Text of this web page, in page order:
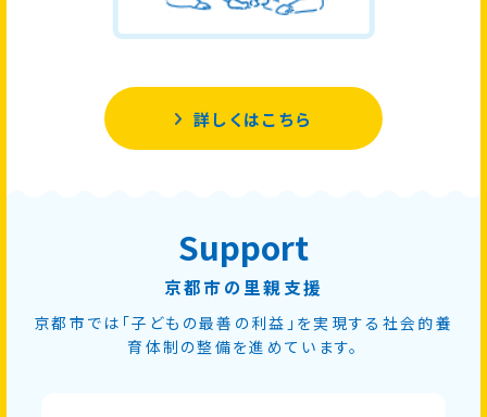
詳しくはこちら
Support
京都市の里親支援
京都市では「子どもの最善の利益」を実現する社会的養
育体制の整備を進めています。